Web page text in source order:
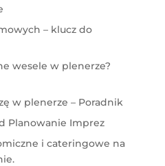
– klucz do
wesele w plenerze?
w plenerze – Poradnik
Planowanie Imprez
i cateringowe na